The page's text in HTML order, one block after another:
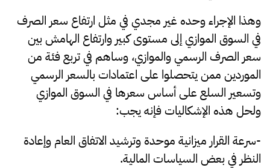
وهذا الإجراء وحده غير مجدي في مثل ارتفاع سعر الصرف
في السوق الموازي إلى مستوى كبير وارتفاع الهامش بين
سعر الصرف الرسمي والموازي، وساهم في تربع فئة من
الموردين ممن يتحصلوا على اعتمادات بالسعر الرسمي
وتسعير السلع على أساس سعرها في السوق الموازي
ولحل هذه الإشكاليات فإنه يجب:
-سرعة القرار ميزانية موحدة وترشيد الاتفاق العام وإعادة
النظر في بعض السياسات المالية.